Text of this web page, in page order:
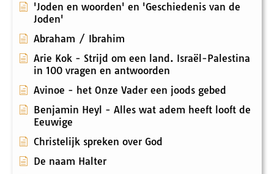
'Joden en woorden' en 'Geschiedenis van de
Joden'
Abraham / Ibrahim
Arie Kok - Strijd om een land. Israël-Palestina
in 100 vragen en antwoorden
Avinoe - het Onze Vader een joods gebed
Benjamin Heyl - Alles wat adem heeft looft de
Eeuwige
Christelijk spreken over God
De naam Halter